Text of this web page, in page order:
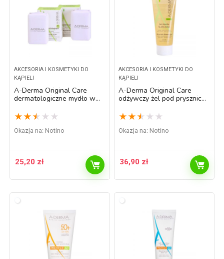
AKCESORIA I KOSMETYKI DO
KĄPIELI
A-Derma Original Care
dermatologiczne mydło w
podrażnionej podwójne
opakowanie 2 x100 g
★ ★ ★ ★ ★
Okazja na: Notino
25,20 zł
AKCESORIA I KOSMETYKI DO
KĄPIELI
A-Derma Original Care
odżywczy żel pod prysznic
★ ★ ★ ★ ★
Okazja na: Notino
36,90 zł